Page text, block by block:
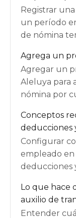
Registrar
un período
de nómina
Agrega un
Agregar un
Aleluya para
nómina por
Conceptos
deducciones
Configurar
empleado en
deducciones
Lo que hace
auxilio de
Entender